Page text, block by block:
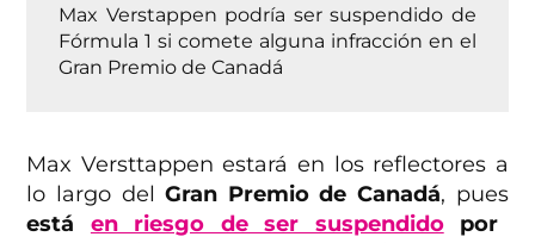
Max Verstappen podría ser suspendido de
Fórmula 1 si comete alguna infracción en el
Gran Premio de Canadá
Max Versttappen estará en los reflectores a
lo largo del Gran Premio de Canadá, pues
está en riesgo de ser suspendidopor